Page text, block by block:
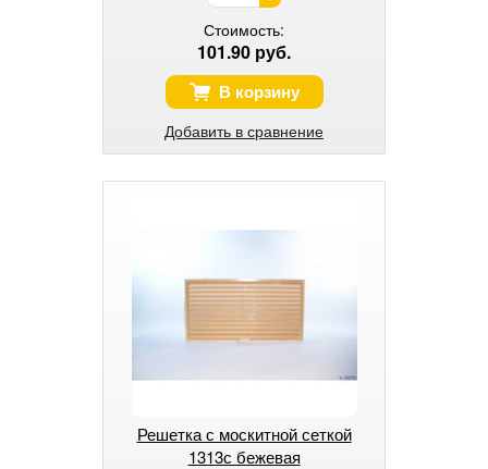
Стоимость:
101.90 руб.
В корзину
Добавить в сравнение
Решетка с москитной сеткой
1313с бежевая